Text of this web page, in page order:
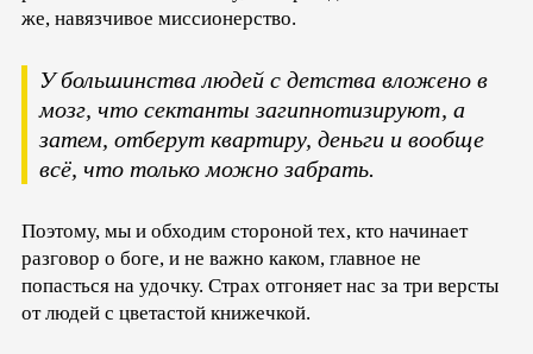
же, навязчивое миссионерство.
У большинства людей с детства вложено в
мозг, что сектанты загипнотизируют, а
затем, отберут квартиру, деньги и вообще
всё, что только можно забрать.
Поэтому, мы и обходим стороной тех, кто начинает
разговор о боге, и не важно каком, главное не
попасться на удочку. Страх отгоняет нас за три версты
от людей с цветастой книжечкой.